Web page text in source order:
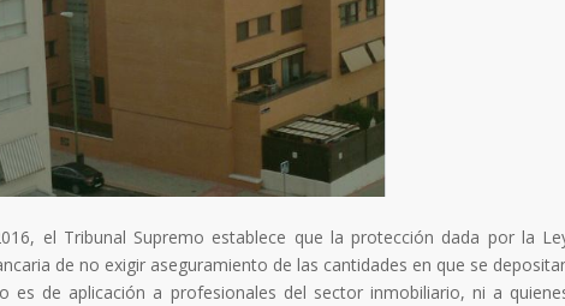
el Tribunal Supremo establece que la protección dada por la
de no exigir aseguramiento de las cantidades en que se
es de aplicación a profesionales del sector inmobiliario, ni a